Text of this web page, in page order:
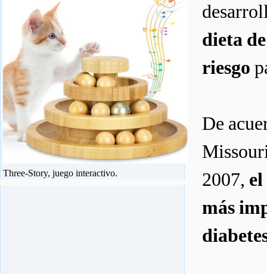
dieta
riesgo
De
2007,
más
Three-Story, juego interactivo.